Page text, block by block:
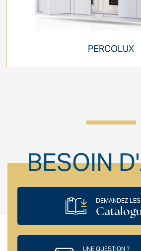
PERCOLUX
BESOIN D'
DEMANDEZ LES
UNE QUESTION ?